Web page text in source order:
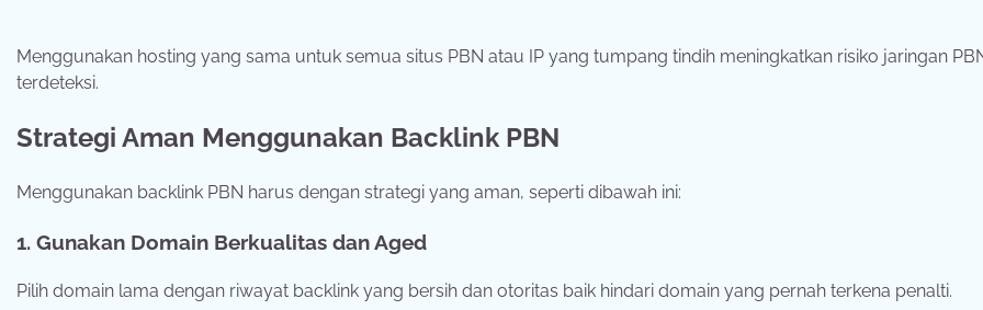
Menggunakan hosting yang sama untuk semua situs PBN atau IP yang tumpang tindih meningkatkan risiko jaringan
terdeteksi.
Strategi Aman Menggunakan Backlink PBN
Menggunakan backlink PBN harus dengan strategi yang aman, seperti dibawah ini:
1. Gunakan Domain Berkualitas dan Aged
Pilih domain lama dengan riwayat backlink yang bersih dan otoritas baik hindari domain yang pernah terkena penalti.